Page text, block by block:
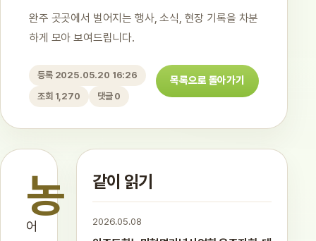
완주 곳곳에서 벌어지는 행사, 소식, 현장 기록을 차분
하게 모아 보여드립니다.
등록 2025.05.20 16:26
조회 1,270
댓글 0
목록으로 돌아가기
농
어
같이 읽기
2026.05.08